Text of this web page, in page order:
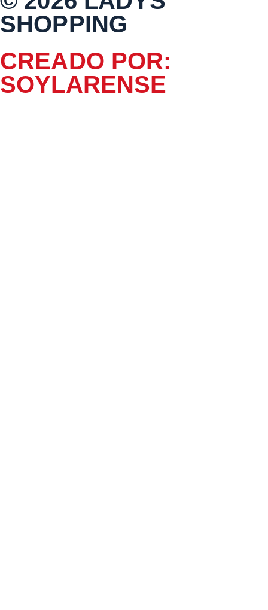
SHOPPING
CREADO POR:
SOYLARENSE